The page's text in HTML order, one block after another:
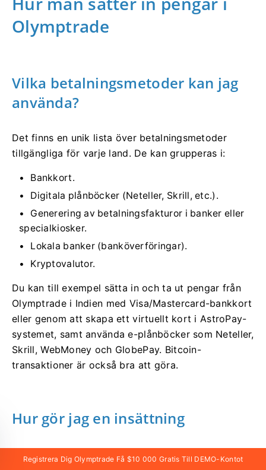
Olymptrade
Vilka betalningsmetoder kan jag
använda?
Det finns en unik lista över betalningsmetoder
tillgängliga för varje land. De kan grupperas i:
Bankkort.
Digitala plånböcker (Neteller, Skrill, etc.).
Generering av betalningsfakturor i banker eller
specialkiosker.
Lokala banker (banköverföringar).
Kryptovalutor.
Du kan till exempel sätta in och ta ut pengar från
Olymptrade i Indien med Visa/Mastercard-bankkort
eller genom att skapa ett virtuellt kort i AstroPay-
systemet, samt använda e-plånböcker som Neteller,
Skrill, WebMoney och GlobePay. Bitcoin-
transaktioner är också bra att göra.
Hur gör jag en insättning
Registrera Dig Olymptrade Få $10 000 Gratis Till DEMO-Kontot